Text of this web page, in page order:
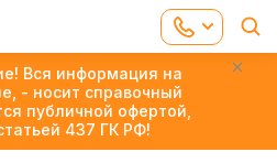
Вся информация на
- носит справочный
публичной офертой,
437 ГК РФ!